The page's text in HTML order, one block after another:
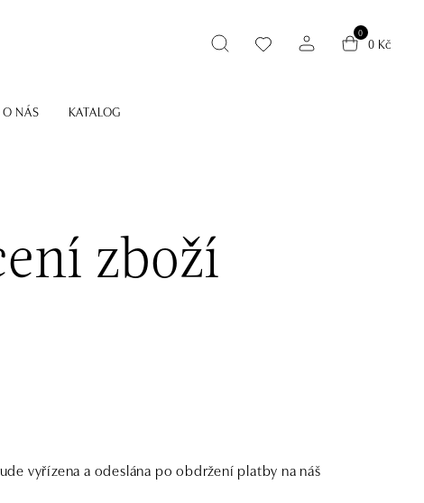
0
0 Kč
O NÁS KATALOG
zboží
vyřízena a odeslána po obdržení platby na náš